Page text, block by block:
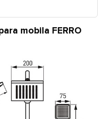
mobila FERRO